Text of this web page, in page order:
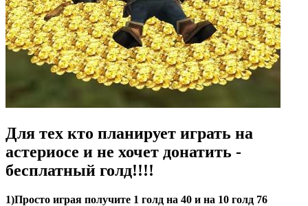
Для тех кто планирует играть на
астериосе и не хочет донатить -
бесплатный голд!!!!
1)Просто играя получите 1 голд на 40 и на 10 голд 76